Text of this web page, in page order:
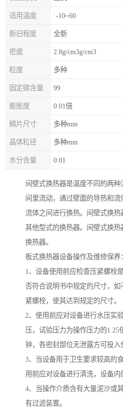
适用温度 ·-10~60
新旧程度 全新
密度 2.8g/cm3g/cm3
粒度 多种
固定碳含量 99
膨胀度 0.01倍
鳞片尺寸 多种mm
晶体粒径 多种mm
水分含量 0.01
间壁式换热器是温度不同的两
间里流动，通过壁面的导热和
流体之间进行换热。间壁式换热
其他型式的换热器。间壁式换
换热器。
板式换热器设备操作及维修保养：
1、设备使用前应检查压紧螺栓
否符合说明书中规定的尺寸，
紧螺栓，使其达到规定的尺寸。
2、使用前应对设备进行水压实
压，试验压力为操作压力的1.25
钟，各密封部位无泄露方可投入
3、当设备用于卫生要求较高的
用前应对设备进行清洗，设备内
4、当操作介质含有大量泥沙或
有过滤装置。